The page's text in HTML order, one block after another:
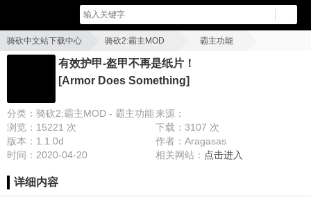
骑砍中文站下载中心 骑砍2:霸主MOD 霸主功能
有效护甲-盔甲不再是纸片！[Armor Does Something]
有效护甲-盔甲不再是纸片！
[Armor Does Something]
分类：骑砍2:霸主MOD - 霸主功能来源：
浏览：15221 次
下载：3107 次
版本：1.1.0d
作者：Aragasas
时间：2020-04-20
相关网站： 点击进入
详细内容